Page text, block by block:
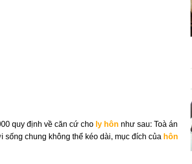
quy định về căn cứ cho ly hôn như sau: Toà án
chung không thể kéo dài, mục đích của hôn